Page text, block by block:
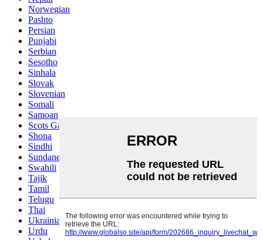
Norwegian
Pashto
Persian
Punjabi
Serbian
Sesotho
Sinhala
Slovak
Slovenian
Somali
Samoan
Scots Gaelic
Shona
Sindhi
Sundanese
Swahili
Tajik
Tamil
Telugu
Thai
Ukrainian
Urdu